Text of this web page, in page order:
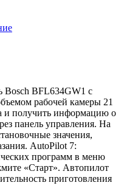
Bosch BFL634GW1 с
рабочей камеры 21
и получить информацию о
панель управления. На
значения,
AutoPilot 7:
программ в меню
«Старт». Автопилот
приготовления